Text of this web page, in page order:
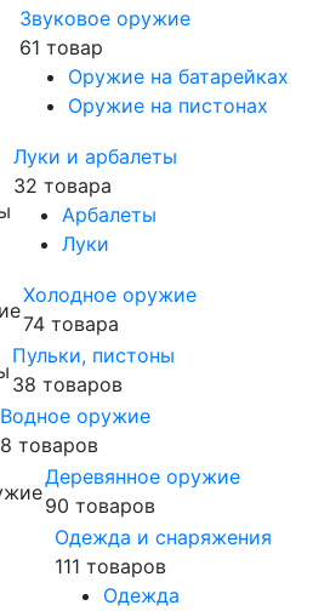
Звуковое оружие
61 товар
Оружие на батарейках
Оружие на пистонах
Луки и арбалеты
32 товара
Арбалеты
Луки
Холодное оружие
74 товара
Пульки, пистоны
38 товаров
Водное оружие
8 товаров
Деревянное оружие
90 товаров
Одежда и снаряжения
111 товаров
Одежда